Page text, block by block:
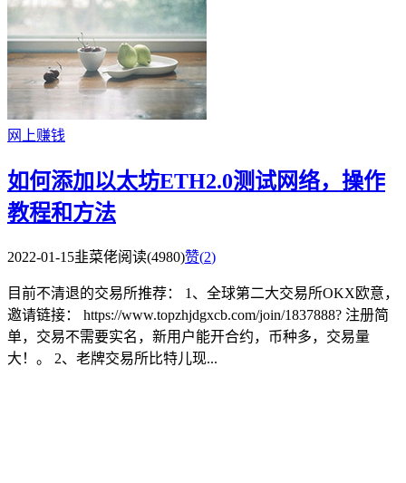
网上赚钱
如何添加以太坊ETH2.0测试网络，操作
教程和方法
2022-01-15韭菜佬阅读(4980)赞(2)
目前不清退的交易所推荐： 1、全球第二大交易所OKX欧意，
邀请链接： https://www.topzhjdgxcb.com/join/1837888? 注册简
单，交易不需要实名，新用户能开合约，币种多，交易量
大！。 2、老牌交易所比特儿现...